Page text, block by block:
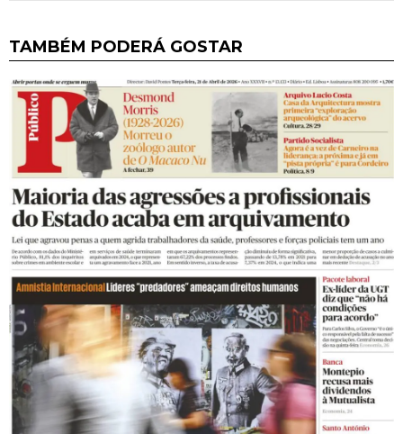
TAMBÉM PODERÁ GOSTAR